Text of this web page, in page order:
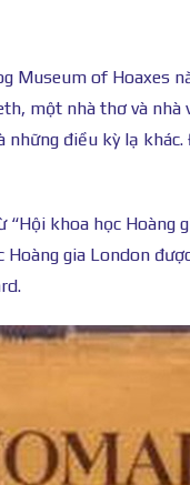
Museum of Hoaxes
một nhà thơ và nhà
điều kỳ lạ
khoa học Hoàng
Hoàng gia London